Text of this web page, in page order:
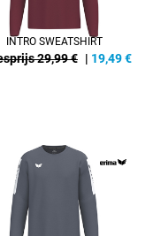
INTRO SWEATSHIRT
29,99 € | 19,49€